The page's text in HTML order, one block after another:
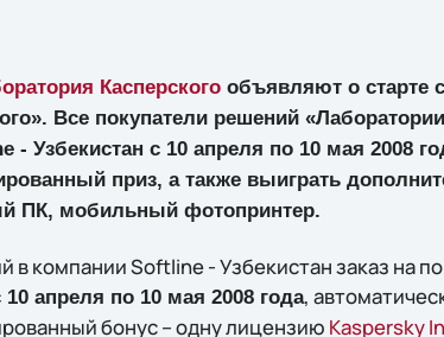
Касперскогообъявляют о старте
Все покупатели решений
- Узбекистан с 10 апреля по 10 мая 2008
приз, а также выиграть
ПК, мобильный фотопринтер.
компании Softline - Узбекистан заказ на
10 апреля по 10 мая 2008 года,
бонус – одну лицензию Kaspersky